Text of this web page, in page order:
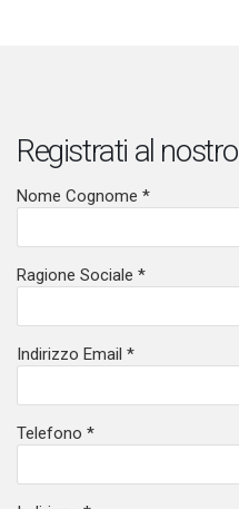
Registrati al nostro
Nome Cognome *
Ragione Sociale *
Indirizzo Email *
Telefono *